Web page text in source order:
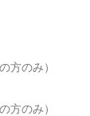
方のみ）
方のみ）